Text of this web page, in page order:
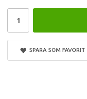
SPARA SOM FAVORIT